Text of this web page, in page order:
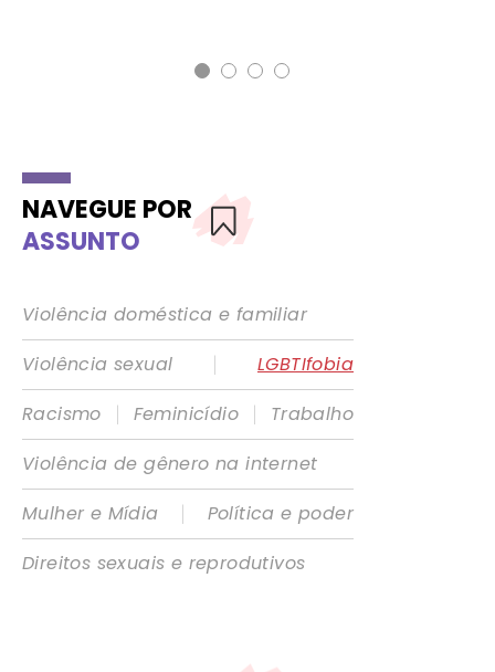
NAVEGUE POR
ASSUNTO
Violência doméstica e familiar
Violência sexual
|
LGBTIfobia
Racismo
| Feminicídio |
Trabalho
Violência de gênero na internet
Mulher e Mídia
|
Política e poder
Direitos sexuais e reprodutivos